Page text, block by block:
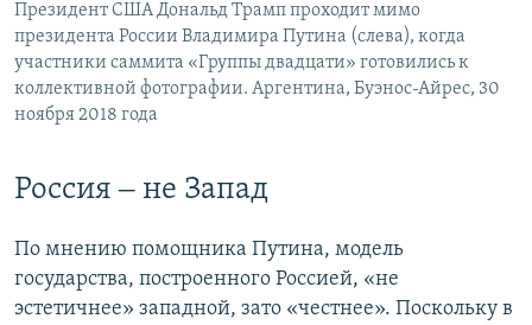
Президент США Дональд Трамп проходит мимо
президента России Владимира Путина (слева), когда
участники саммита «Группы двадцати» готовились к
коллективной фотографии. Аргентина, Буэнос-Айрес, 30
ноября 2018 года
Россия ‒ не Запад
По мнению помощника Путина, модель
государства, построенного Россией, «не
эстетичнее» западной, зато «честнее». Поскольку в